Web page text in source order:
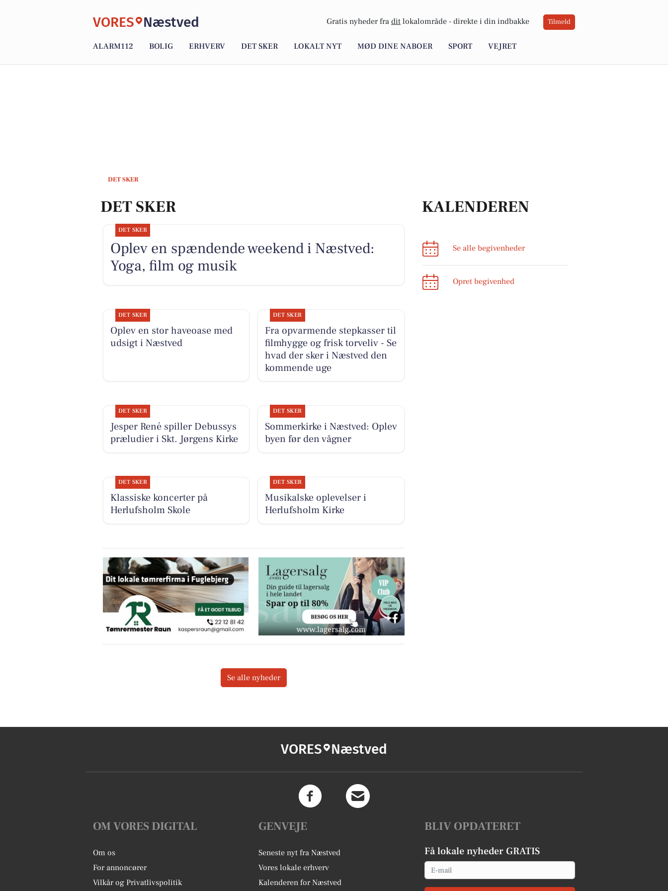
VORES Næstved Gratis nyheder fra dit lokalområde - direkte i din indbakke Tilmeld
ALARM112 BOLIG ERHVERV DET SKER LOKALT NYT MØD DINE NABOER SPORT VEJRET
DET SKER
KALENDEREN
Se alle begivenheder
Opret begivenhed
DET SKER
DET SKER
Oplev en spændende weekend i Næstved:
Yoga, film og musik
DET SKER
Oplev en stor haveoase med
udsigt i Næstved
DET SKER
Fra opvarmende stepkasser til
filmhygge og frisk torveliv - Se
hvad der sker i Næstved den
kommende uge
DET SKER
Jesper René spiller Debussys
præludier i Skt. Jørgens Kirke
DET SKER
Sommerkirke i Næstved: Oplev
byen før den vågner
DET SKER
Klassiske koncerter på
Herlufsholm Skole
DET SKER
Musikalske oplevelser i
Herlufsholm Kirke
Se alle nyheder
VORES Næstved
OM VORES DIGITAL
Om os
For annoncører
Vilkår og Privatlivspolitik
GENVEJE
Seneste nyt fra Næstved
Vores lokale erhverv
Kalenderen for Næstved
BLIV OPDATERET
Få lokale nyheder GRATIS
Email